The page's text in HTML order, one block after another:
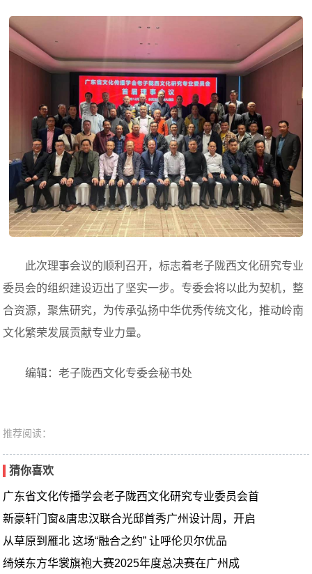
此次理事会议的顺利召开，标志着老子陇西文化研究专业
委员会的组织建设迈出了坚实一步。专委会将以此为契机，整
合资源，聚焦研究，为传承弘扬中华优秀传统文化，推动岭南
文化繁荣发展贡献专业力量。
编辑：老子陇西文化专委会秘书处
推荐阅读：
猜你喜欢
广东省文化传播学会老子陇西文化研究专业委员会首
新豪轩门窗&唐忠汉联合光邸首秀广州设计周，开启
从草原到雁北 这场“融合之约” 让呼伦贝尔优品
绮媄东方华裳旗袍大赛2025年度总决赛在广州成